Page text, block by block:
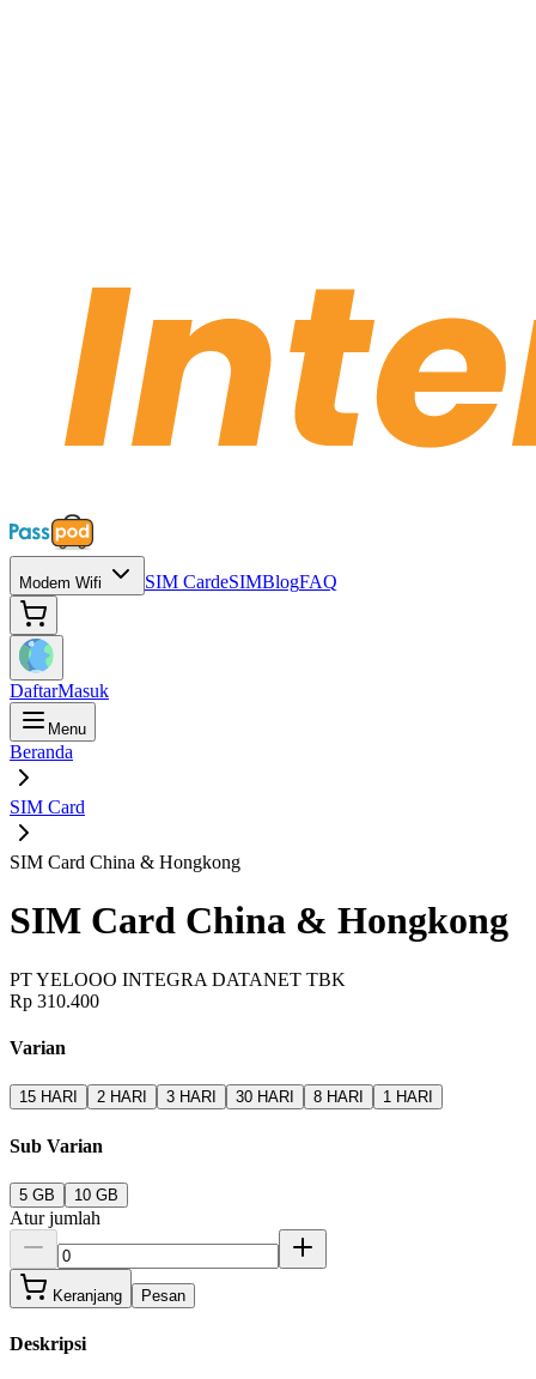
Modem Wifi SIM CardeSIMBlogFAQ
DaftarMasuk
Menu
Beranda
SIM Card
SIM Card China & Hongkong
SIM Card China & Hongkong
PT YELOOO INTEGRA DATANET TBK
Rp 310.400
Varian
15 HARI 2 HARI 3 HARI 30 HARI 8 HARI 1 HARI
Sub Varian
5 GB 10 GB
Atur jumlah
Keranjang Pesan
Deskripsi